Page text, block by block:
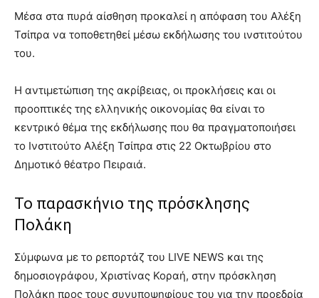
Μέσα στα πυρά αίσθηση προκαλεί η απόφαση του Αλέξη
Τσίπρα να τοποθετηθεί μέσω εκδήλωσης του ινστιτούτου
του.
Η αντιμετώπιση της ακρίβειας, οι προκλήσεις και οι
προοπτικές της ελληνικής οικονομίας θα είναι το
κεντρικό θέμα της εκδήλωσης που θα πραγματοποιήσει
το Ινστιτούτο Αλέξη Τσίπρα στις 22 Οκτωβρίου στο
Δημοτικό θέατρο Πειραιά.
Το παρασκήνιο της πρόσκλησης
Πολάκη
Σύμφωνα με το ρεπορτάζ του LIVE NEWS και της
δημοσιογράφου, Χριστίνας Κοραή, στην πρόσκληση
Πολάκη προς τους συνυποψηφίους του για την προεδρία